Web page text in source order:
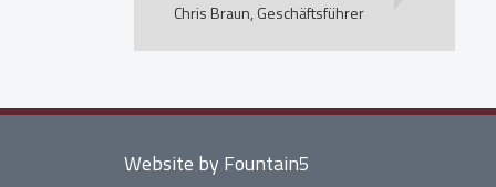
Chris Braun, Geschäftsführer
Website by Fountain5